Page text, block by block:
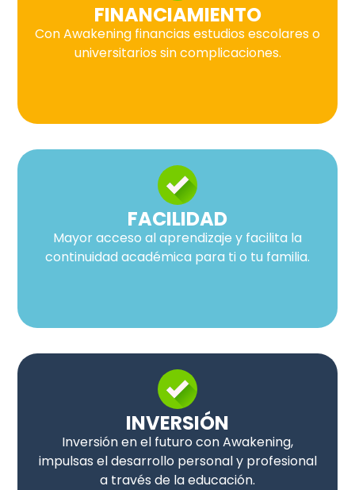
FINANCIAMIENTO
Con Awakening financias estudios escolares o
universitarios sin complicaciones.
FACILIDAD
Mayor acceso al aprendizaje y facilita la
continuidad académica para ti o tu familia.
INVERSIÓN
Inversión en el futuro con Awakening,
impulsas el desarrollo personal y profesional
a través de la educación.